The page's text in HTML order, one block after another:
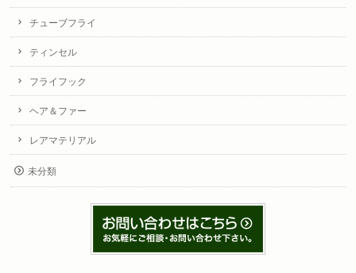
チューブフライ
ティンセル
フライフック
ヘア＆ファー
レアマテリアル
未分類